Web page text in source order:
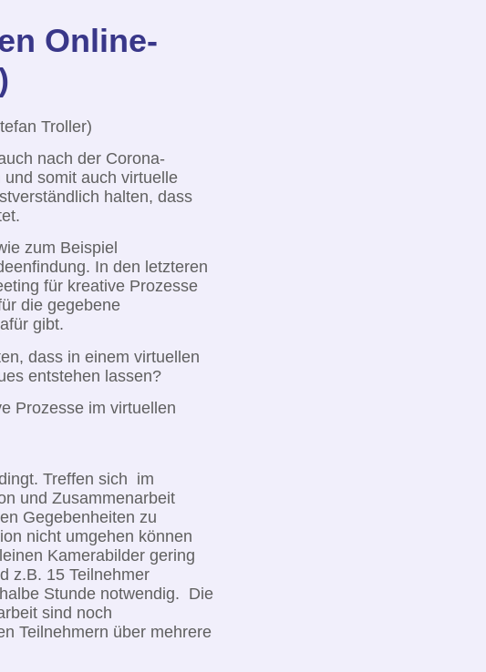
Online-
Troller)
nach der Corona-
somit auch virtuelle
halten, dass
zum Beispiel
In den letzteren
für kreative Prozesse
die gegebene
gibt.
dass in einem virtuellen
entstehen lassen?
Prozesse im virtuellen
Treffen sich im
und Zusammenarbeit
Gegebenheiten zu
nicht umgehen können
Kamerabilder gering
z.B. 15 Teilnehmer
Stunde notwendig. Die
sind noch
Teilnehmern über mehrere